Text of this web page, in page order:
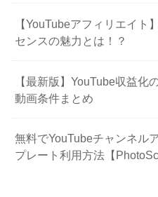
【YouTubeアフィリエイト
センスの魅力とは！？
【最新版】YouTube収益化
動画条件まとめ
無料でYouTubeチャンネル
プレート利用方法【